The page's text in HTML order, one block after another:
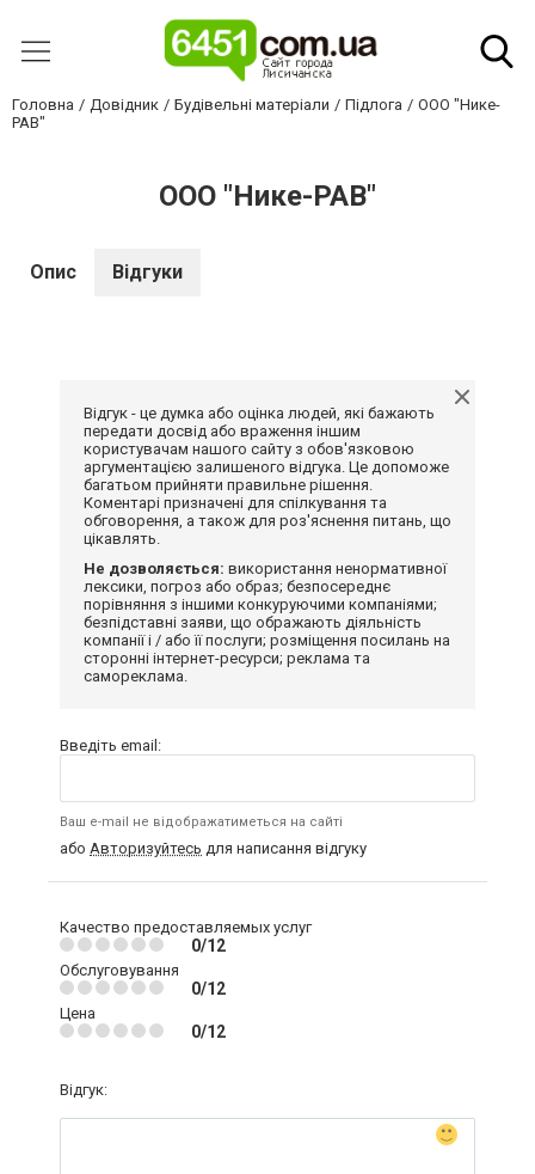
Головна Довідник Будівельні матеріали Підлога
ООО "Нике-
РАВ"
ООО "Нике-РАВ"
Опис Відгуки
Відгук - це думка або оцінка людей, які бажають
передати досвід або враження іншим
користувачам нашого сайту з обов'язковою
аргументацією залишеного відгука. Це допоможе
багатьом прийняти правильне рішення.
Коментарі призначені для спілкування та
обговорення, а також для роз'яснення питань, що
цікавлять.
Не дозволяється: використання ненормативної
лексики, погроз або образ; безпосереднє
порівняння з іншими конкуруючими компаніями;
безпідставні заяви, що ображають діяльність
компанії і / або її послуги; розміщення посилань на
сторонні інтернет-ресурси; реклама та
самореклама.
Введіть email:
Ваш e-mail не відображатиметься на сайті
або Авторизуйтесь для написання відгуку
Качество предоставляемых услуг
0/12
Обслуговування
0/12
Цена
0/12
Відгук: